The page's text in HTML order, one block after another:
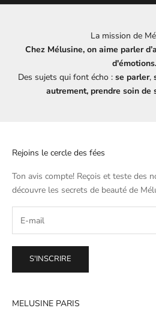
La mission de
Chez Mélusine, on aime parler
d'émotions.
Des sujets qui font écho : se parler,
autrement, prendre soin de
Rejoins le cercle des fées
Ton avis compte! Reçois et teste des
découvre les secrets de beauté de
S'INSCRIRE
MELUSINE PARIS